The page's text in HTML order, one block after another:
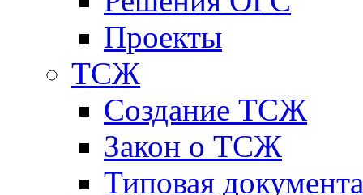
Проекты
ТСЖ
Создание ТСЖ
Закон о ТСЖ
Типовая